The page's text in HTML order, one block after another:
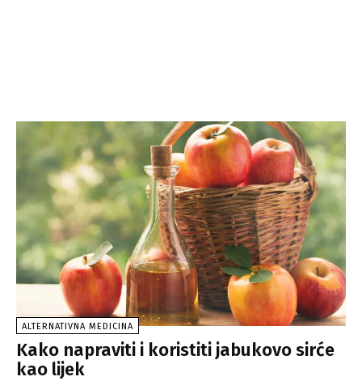
ALTERNATIVNA MEDICINA
Kako napraviti i koristiti jabukovo sirće
kao lijek